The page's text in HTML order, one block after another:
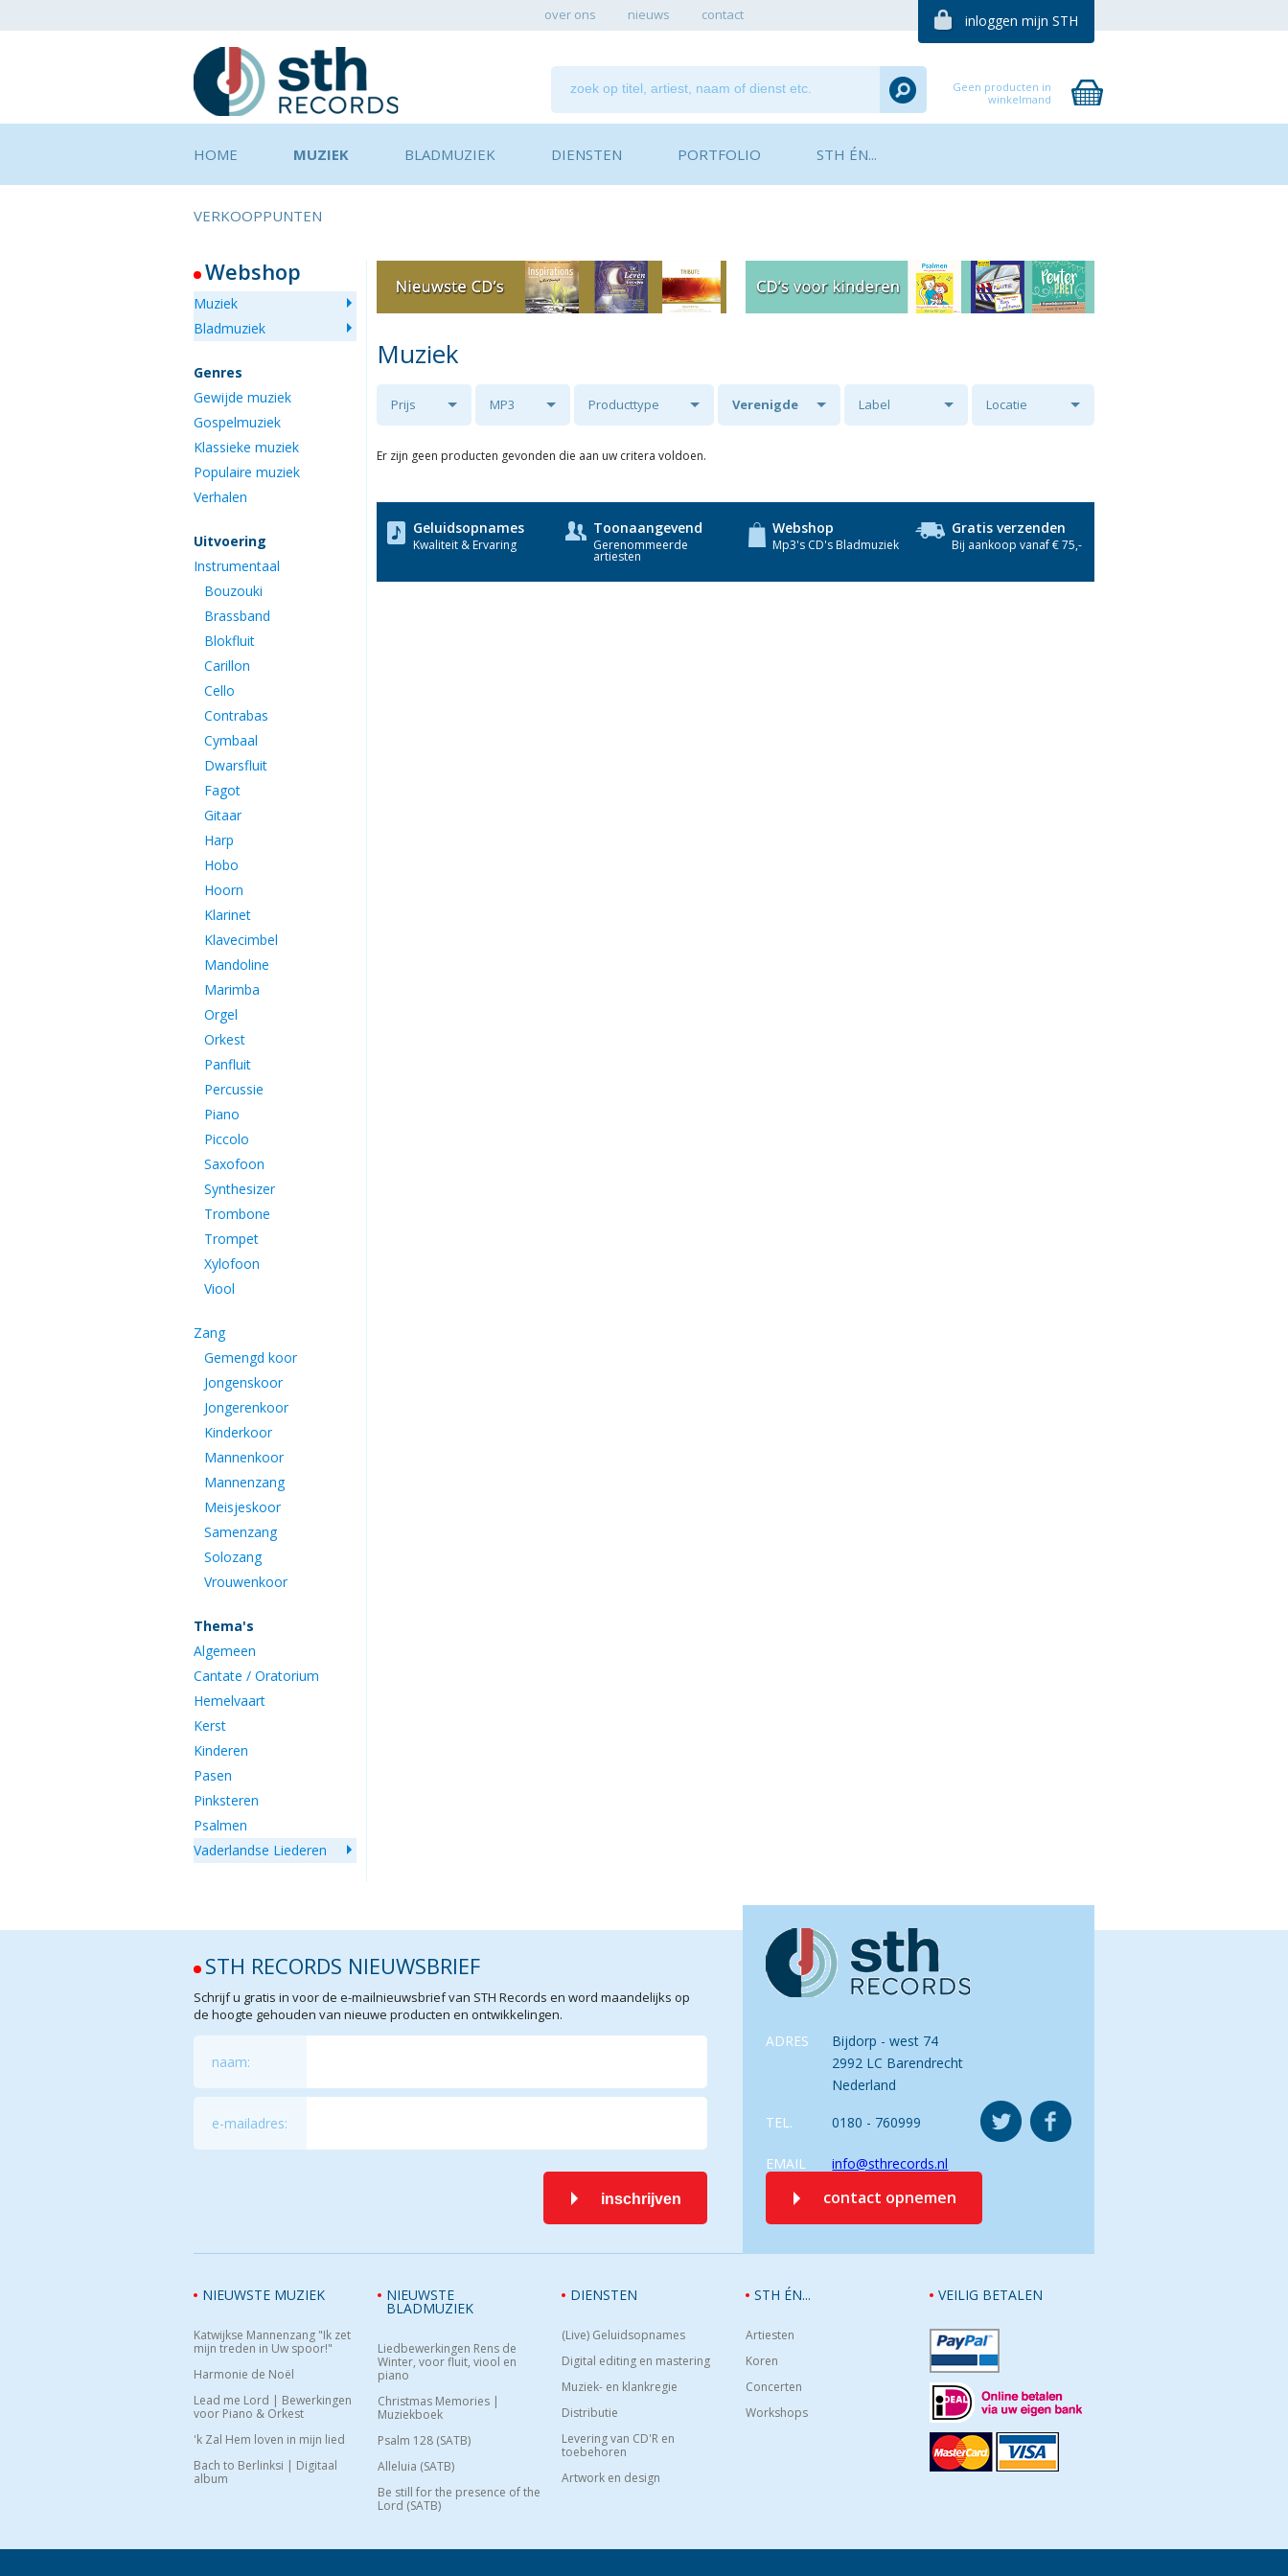
over ons nieuws contact inloggen mijn STH
Geen producten in
winkelmand
HOME MUZIEK BLADMUZIEK DIENSTEN PORTFOLIO STH ÉN...
VERKOOPPUNTEN
Webshop
Muziek
Bladmuziek
Genres
Gewijde muziek
Gospelmuziek
Klassieke muziek
Populaire muziek
Verhalen
Uitvoering
Instrumentaal
Bouzouki
Brassband
Blokfluit
Carillon
Cello
Contrabas
Cymbaal
Dwarsfluit
Fagot
Gitaar
Harp
Hobo
Hoorn
Klarinet
Klavecimbel
Mandoline
Marimba
Orgel
Orkest
Panfluit
Percussie
Piano
Piccolo
Saxofoon
Synthesizer
Trombone
Trompet
Xylofoon
Viool
Zang
Gemengd koor
Jongenskoor
Jongerenkoor
Kinderkoor
Mannenkoor
Mannenzang
Meisjeskoor
Samenzang
Solozang
Vrouwenkoor
Thema's
Algemeen
Cantate / Oratorium
Hemelvaart
Kerst
Kinderen
Pasen
Pinksteren
Psalmen
Vaderlandse Liederen
Muziek
Prijs MP3 Producttype Verenigde
van der Steen.
Label Locatie
Er zijn geen producten gevonden die aan uw critera voldoen.
Geluidsopnames
Kwaliteit & Ervaring
Toonaangevend
Gerenommeerde
artiesten
Webshop
Mp3's CD's Bladmuziek
Gratis verzenden
Bij aankoop vanaf € 75,-
ADRES
Bijdorp - west 74
2992 LC Barendrecht
Nederland
TEL. 0180 - 760999
EMAIL info@sthrecords.nl
contact opnemen
STH RECORDS NIEUWSBRIEF
Schrijf u gratis in voor de e-mailnieuwsbrief van STH Records en word maandelijks op
de hoogte gehouden van nieuwe producten en ontwikkelingen.
naam:
e-mailadres:
inschrijven
VEILIG BETALEN
NIEUWSTE MUZIEK
Katwijkse Mannenzang "Ik zet
mijn treden in Uw spoor!"
Harmonie de Noël
Lead me Lord | Bewerkingen
voor Piano & Orkest
'k Zal Hem loven in mijn lied
Bach to Berlinksi | Digitaal
album
NIEUWSTE
BLADMUZIEK
Liedbewerkingen Rens de
Winter, voor fluit, viool en
piano
Christmas Memories |
Muziekboek
Psalm 128 (SATB)
Alleluia (SATB)
Be still for the presence of the
Lord (SATB)
DIENSTEN
(Live) Geluidsopnames
Digital editing en mastering
Muziek- en klankregie
Distributie
Levering van CD'R en
toebehoren
Artwork en design
STH ÉN...
Artiesten
Koren
Concerten
Workshops